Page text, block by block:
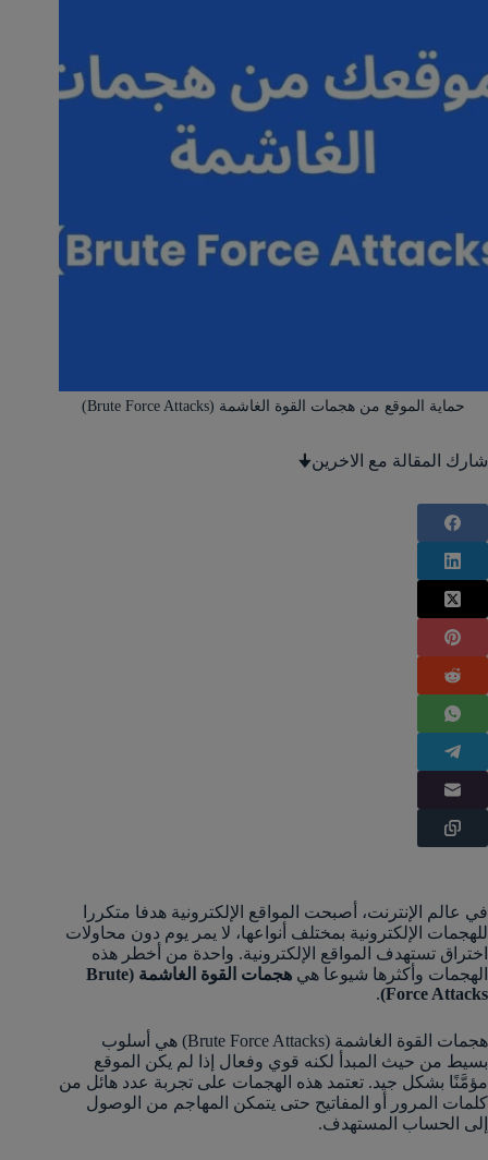
حماية الموقع من هجمات القوة الغاشمة (Brute Force Attacks)
شارك المقالة مع الاخرين🠋
في عالم الإنترنت، أصبحت المواقع الإلكترونية هدفا متكررا
للهجمات الإلكترونية بمختلف أنواعها، لا يمر يوم دون محاولات
اختراق تستهدف المواقع الإلكترونية. واحدة من أخطر هذه
الهجمات وأكثرها شيوعا هي
هجمات القوة الغاشمة (Brute
Force Attacks)
.
هجمات القوة الغاشمة (Brute Force Attacks) هي أسلوب
بسيط من حيث المبدأ لكنه قوي وفعال إذا لم يكن الموقع
مؤمَّنًا بشكل جيد. تعتمد هذه الهجمات على تجربة عدد هائل من
كلمات المرور أو المفاتيح حتى يتمكن المهاجم من الوصول
إلى الحساب المستهدف.